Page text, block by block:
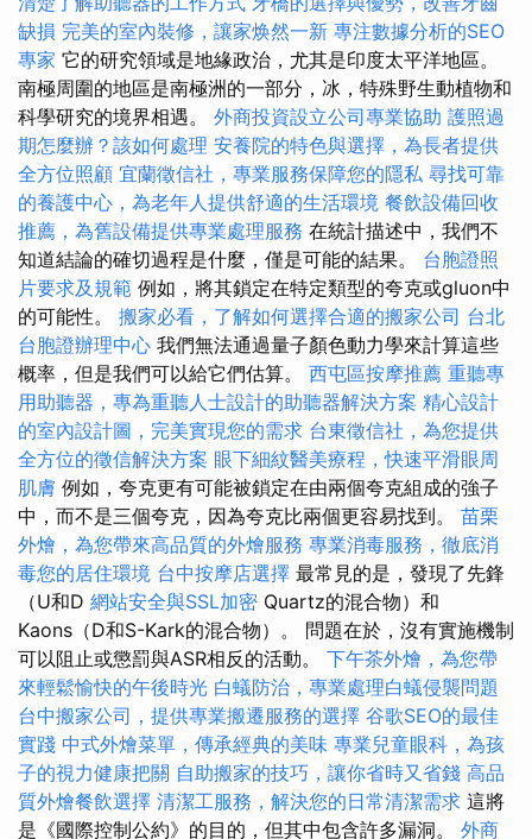
缺損 完美的室內裝修，讓家焕然一新 專注數據分析的SEO
專家 它的研究領域是地緣政治，尤其是印度太平洋地區。
南極周圍的地區是南極洲的一部分，冰，特殊野生動植物和
科學研究的境界相遇。 外商投資設立公司專業協助 護照過
期怎麼辦？該如何處理 安養院的特色與選擇，為長者提供
全方位照顧 宜蘭徵信社，專業服務保障您的隱私 尋找可靠
的養護中心，為老年人提供舒適的生活環境 餐飲設備回收
推薦，為舊設備提供專業處理服務 在統計描述中，我們不
知道結論的確切過程是什麼，僅是可能的結果。 台胞證照
片要求及規範 例如，將其鎖定在特定類型的夸克或gluon中
的可能性。 搬家必看，了解如何選擇合適的搬家公司 台北
台胞證辦理中心 我們無法通過量子顏色動力學來計算這些
概率，但是我們可以給它們估算。 西屯區按摩推薦 重聽專
用助聽器，專為重聽人士設計的助聽器解決方案 精心設計
的室內設計圖，完美實現您的需求 台東徵信社，為您提供
全方位的徵信解決方案 眼下細紋醫美療程，快速平滑眼周
肌膚 例如，夸克更有可能被鎖定在由兩個夸克組成的強子
中，而不是三個夸克，因為夸克比兩個更容易找到。 苗栗
外燴，為您帶來高品質的外燴服務 專業消毒服務，徹底消
毒您的居住環境 台中按摩店選擇 最常見的是，發現了先鋒
（U和D 網站安全與SSL加密 Quartz的混合物）和
Kaons（D和S-Kark的混合物）。 問題在於，沒有實施機制
可以阻止或懲罰與ASR相反的活動。 下午茶外燴，為您帶
來輕鬆愉快的午後時光 白蟻防治，專業處理白蟻侵襲問題
台中搬家公司，提供專業搬遷服務的選擇 谷歌SEO的最佳
實踐 中式外燴菜單，傳承經典的美味 專業兒童眼科，為孩
子的視力健康把關 自助搬家的技巧，讓你省時又省錢 高品
質外燴餐飲選擇 清潔工服務，解決您的日常清潔需求 這將
是《國際控制公約》的目的，但其中包含許多漏洞。 外商